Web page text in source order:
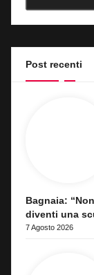
Post recenti
Bagnaia:
diventi una
7 Agosto 2026